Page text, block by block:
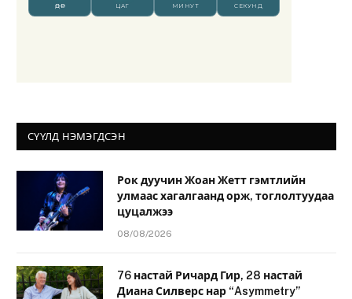
СҮҮЛД НЭМЭГДСЭН
Рок дуучин Жоан Жетт гэмтлийн
улмаас хагалгаанд орж, тоглолтуудаа
цуцалжээ
08/08/2026
76 настай Ричард Гир, 28 настай
Диана Силверс нар “Asymmetry”